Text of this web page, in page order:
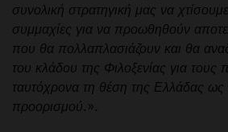
συνολική στρατηγική μας να
συμμαχίες για να προωθηθούν
που θα πολλαπλασιάζουν και θα
του κλάδου της Φιλοξενίας για τους
ταυτόχρονα τη θέση της Ελλάδας ως
προορισμού.».